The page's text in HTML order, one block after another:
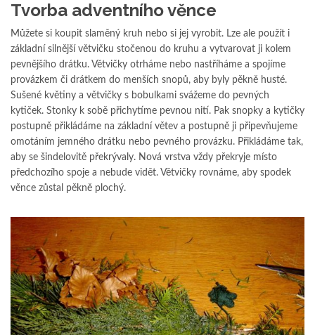
Tvorba adventního věnce
Můžete si koupit slaměný kruh nebo si jej vyrobit. Lze ale použít i
základní silnější větvičku stočenou do kruhu a vytvarovat ji kolem
pevnějšího drátku. Větvičky otrháme nebo nastříháme a spojíme
provázkem či drátkem do menších snopů, aby byly pěkně husté.
Sušené květiny a větvičky s bobulkami svážeme do pevných
kytiček. Stonky k sobě přichytíme pevnou nití. Pak snopky a kytičky
postupně přikládáme na základní větev a postupně ji připevňujeme
omotáním jemného drátku nebo pevného provázku. Přikládáme tak,
aby se šindelovitě překrývaly. Nová vrstva vždy překryje místo
předchozího spoje a nebude vidět. Větvičky rovnáme, aby spodek
věnce zůstal pěkně plochý.